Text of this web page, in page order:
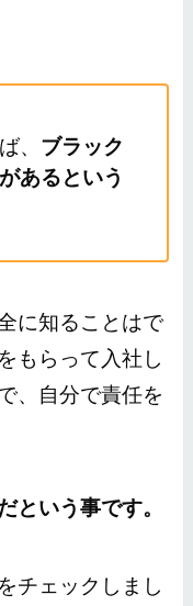
、 ブラック
あるという
に知ることはで
もらって入社し
、自分で責任を
という事です。
チェックしまし